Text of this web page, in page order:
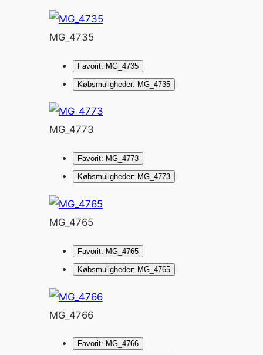
MG_4735
Favorit: MG_4735
Købsmuligheder: MG_4735
MG_4773
Favorit: MG_4773
Købsmuligheder: MG_4773
MG_4765
Favorit: MG_4765
Købsmuligheder: MG_4765
MG_4766
Favorit: MG_4766